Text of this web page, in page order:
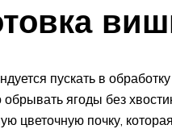
пускать в
ягоды без
цветочную почку,